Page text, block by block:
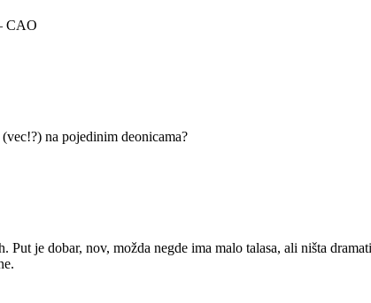
CAO
na pojedinim deonicama?
je dobar, nov, možda negde ima malo talasa, ali ništa